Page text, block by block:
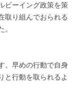
ビーイング政策を策
取り組んでおられる
。早めの行動で自身
と行動を取られるよ